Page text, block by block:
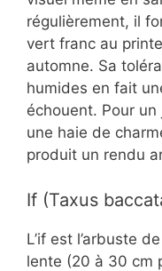
régulièrement, il
vert franc au
automne. Sa
humides en fait
échouent. Pour
une haie de
produit un rendu
If (Taxus
L’if est l’arbuste
lente (20 à 30 cm